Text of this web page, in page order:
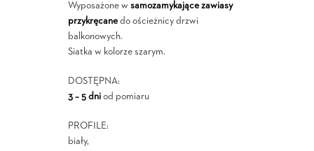
Wyposażone w samozamykające zawiasy
przykręcanedo ościeżnicy drzwi
balkonowych.
Siatka w kolorze szarym.
DOSTĘPNA:
3 – 5 dniod pomiaru
PROFILE:
biały,